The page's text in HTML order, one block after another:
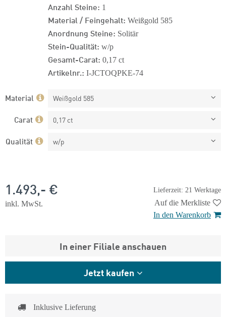
Anzahl Steine: 1
Material / Feingehalt: Weißgold 585
Anordnung Steine: Solitär
Stein-Qualität: w/p
Gesamt-Carat: 0,17 ct
Artikelnr.: I-JCTOQPKE-74
Material Weißgold 585
Carat 0,17 ct
Qualität w/p
Lieferzeit: 21 Werktage
1.493,- €
inkl. MwSt.
Auf die Merkliste
In den Warenkorb
In einer Filiale anschauen
Jetzt kaufen
Inklusive Lieferung